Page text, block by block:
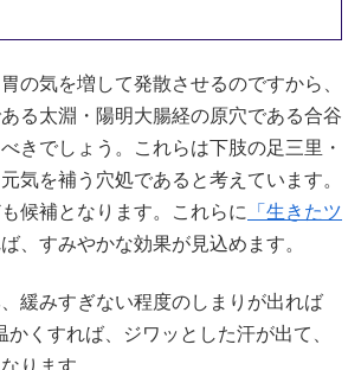
の気を増して発散させるのですから、
る太淵・陽明大腸経の原穴である合谷
きでしょう。これらは下肢の足三里・
気を補う穴処であると考えています。
候補となります。これらに
「生きたツ
、すみやかな効果が見込めます。
緩みすぎない程度のしまりが出れば
くすれば、ジワッとした汗が出て、